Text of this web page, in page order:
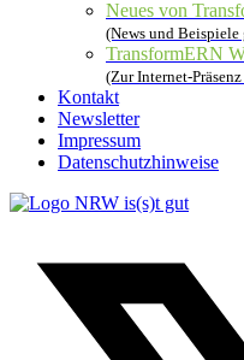
Neues von
(News und Beispiele
TransformERN
(Zur Internet-
Kontakt
Newsletter
Impressum
Datenschutzhinweise